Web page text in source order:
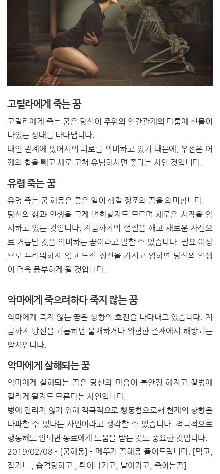
고릴라에게 죽는 꿈
고릴라에게 죽는 꿈은 당신이 주위의 인간관계의 다툼에 신물이
나있는 상태를 나타냅니다.
대인 관계에 있어서의 피로를 의미하고 있기 때문에, 우선은 어
깨의 힘을 빼고 새로 고쳐 유념하시면 좋다는 사인 것입니다.
유령 죽는 꿈
유령 죽는 꿈 해몽은 좋은 일이 생길 징조의 꿈을 의미합니다.
당신의 삶과 인생을 크게 변화할지도 모르며 새로운 시작을 암
시하고 있는 것입니다. 지금까지의 껍질을 깨고 새로운 자신으
로 거듭날 것을 의미하는 꿈이라고 말할 수 있습니다. 필요 이상
으로 두려워하지 않고 도전 정신을 가지고 임하면 당신의 인생
이 더욱 풍부하게 될 것입니다.
악마에게 죽으려하다 죽지 않는 꿈
악마에게 죽지 않는 꿈은 상황의 호전을 나타내고 있습니다. 지
금까지 당신을 괴롭히던 불쾌하거나 위험한 존재에서 해방되는
암시입니다.
악마에게 살해되는 꿈
악마에게 살해되는 꿈은 당신의 마음이 불안정 해지고 질병에
걸리게 될지도 모른다는 사인입니다.
병에 걸리지 않기 위해 적극적으로 행동함으로써 현재의 상황을
타파할 수 있다는 사인이라고 생각할 수 있습니다. 적극적으로
행동해도 안되면 동료에게 도움을 받는 것도 중요한 것입니다.
2019/02/08 - [꿈해몽] - 메뚜기 꿈해몽 풀어드립니다. [먹고,
잡거나 , 습격당하고 , 튀어나가고, 날아가고, 죽이는꿈]